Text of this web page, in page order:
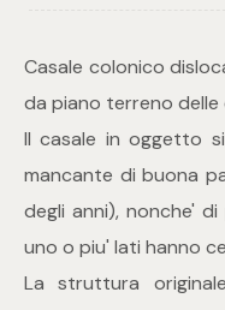
Casale colonico
da piano terreno delle
Il casale in oggetto
mancante di buona
degli anni), nonche'
uno o piu' lati hanno
La struttura
Commerciali
Industriali
Terreni
Prezzo